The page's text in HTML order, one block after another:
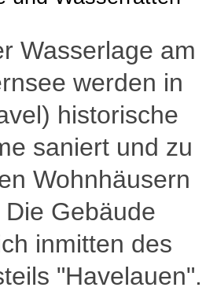
Wasserlage am
werden in
historische
saniert und zu
Wohnhäusern
Gebäude
inmitten des
"Havelauen".